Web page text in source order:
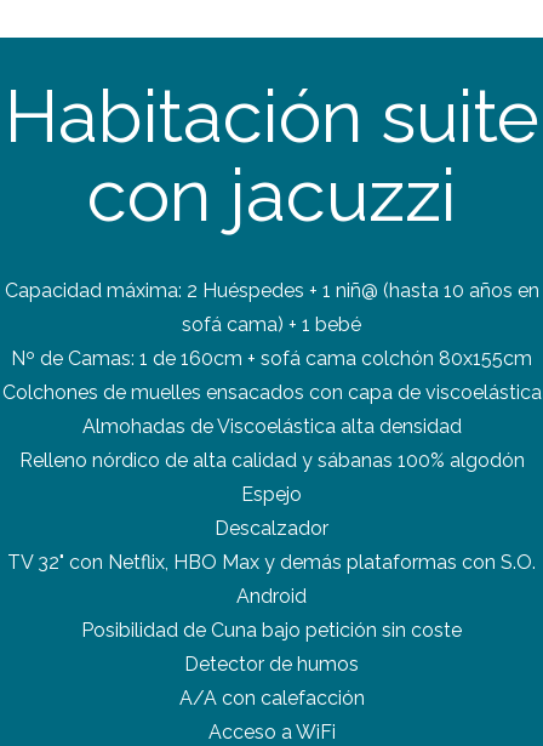
Habitación suite
con jacuzzi
Capacidad máxima: 2 Huéspedes + 1 niñ@ (hasta 10 años en
sofá cama) + 1 bebé
Nº de Camas: 1 de 160cm + sofá cama colchón 80x155cm
Colchones de muelles ensacados con capa de viscoelástica
Almohadas de Viscoelástica alta densidad
Relleno nórdico de alta calidad y sábanas 100% algodón
Espejo
Descalzador
TV 32" con Netflix, HBO Max y demás plataformas con S.O.
Android
Posibilidad de Cuna bajo petición sin coste
Detector de humos
A/A con calefacción
Acceso a WiFi